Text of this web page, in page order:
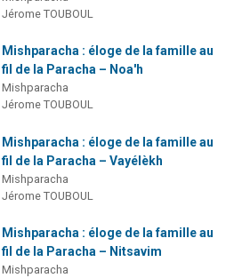
Jérome TOUBOUL
Mishparacha : éloge de la famille au
fil de la Paracha – Noa'h
Mishparacha
Jérome TOUBOUL
Mishparacha : éloge de la famille au
fil de la Paracha – Vayélèkh
Mishparacha
Jérome TOUBOUL
Mishparacha : éloge de la famille au
fil de la Paracha – Nitsavim
Mishparacha